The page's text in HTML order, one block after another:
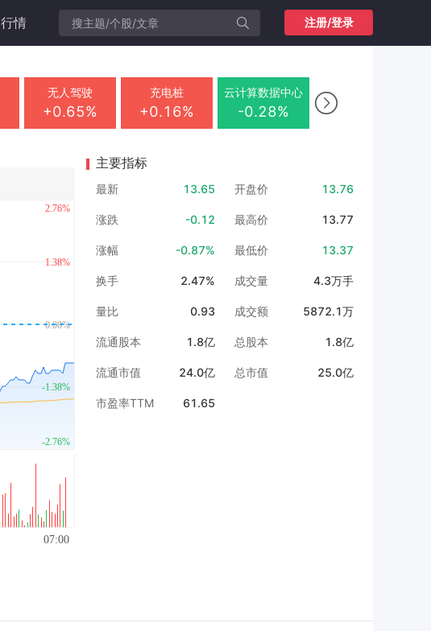
行情 注册/登录
无人驾驶
+0.65%
充电桩
+0.16%
云计算数据中心
-0.28% 
主要指标
最新 13.65 开盘价 13.76
涨跌 -0.12 最高价 13.77
涨幅 -0.87% 最低价 13.37
换手 2.47% 成交量 4.3万手
量比 0.93 成交额 5872.1万
流通股本 1.8亿 总股本 1.8亿
流通市值 24.0亿 总市值 25.0亿
市盈率TTM 61.65